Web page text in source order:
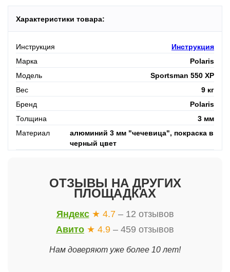
Характеристики товара:
Инструкция
Инструкция
Марка
Polaris
Модель
Sportsman 550 XP
Вес
9 кг
Бренд
Polaris
Толщина
3 мм
Материал
алюминий 3 мм "чечевица", покраска в
черный цвет
ОТЗЫВЫ НА ДРУГИХ
ПЛОЩАДКАХ
Яндекс ★ 4.7 – 12 отзывов
Авито ★ 4.9 – 459 отзывов
Нам доверяют уже более 10 лет!